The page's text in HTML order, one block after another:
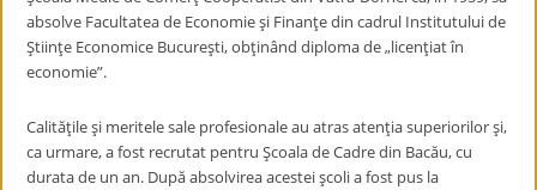
absolve Facultatea de Economie şi Finanţe din cadrul Institutului de
Ştiinţe Economice Bucureşti, obţinând diploma de „licenţiat în
economie”.
Calităţile şi meritele sale profesionale au atras atenţia superiorilor şi,
ca urmare, a fost recrutat pentru Şcoala de Cadre din Bacău, cu
durata de un an. După absolvirea acestei şcoli a fost pus la